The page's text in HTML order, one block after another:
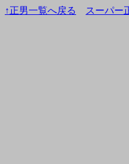
↑正男一覧へ戻る スーパー